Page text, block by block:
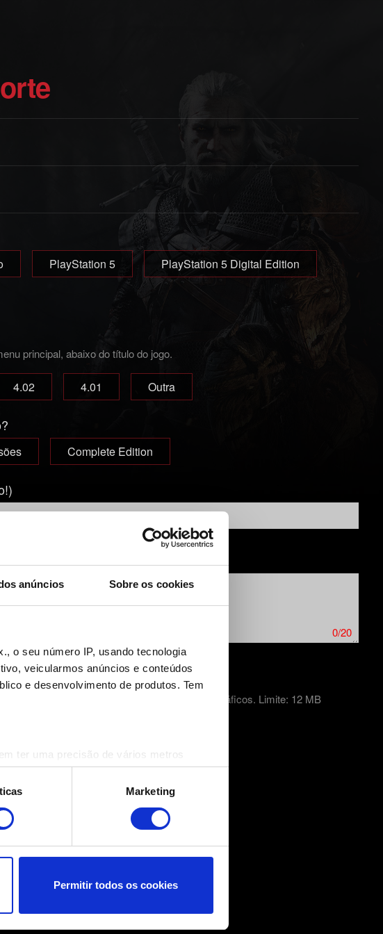
anúncios Sobre os cookies
o seu número IP, usando tecnologia
veicularmos anúncios e conteúdos
e desenvolvimento de produtos. Tem
ter uma precisão de vários metros
específicas (impressão digital)
preferências na
secção de detalhes
de Cookies.
a alcançar você, por exemplo, nas
partes dos nossos cookies com os
no entanto.
Marketing
Permitir todos os cookies
PlayStation 5
PlayStation 5 Digital Edition
principal, abaixo do título do jogo.
4.02 4.01 Outra
Complete Edition
0/20
ex: uma foto do erro no caso de problemas gráficos. Limite: 12 MB